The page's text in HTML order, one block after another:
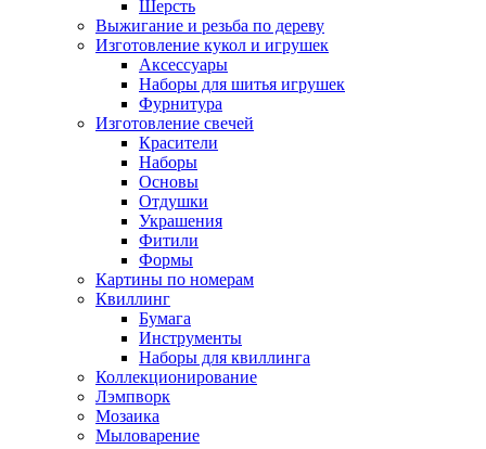
Шерсть
Выжигание и резьба по дереву
Изготовление кукол и игрушек
Аксессуары
Наборы для шитья игрушек
Фурнитура
Изготовление свечей
Красители
Наборы
Основы
Отдушки
Украшения
Фитили
Формы
Картины по номерам
Квиллинг
Бумага
Инструменты
Наборы для квиллинга
Коллекционирование
Лэмпворк
Мозаика
Мыловарение